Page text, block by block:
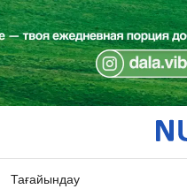
Тағайындау